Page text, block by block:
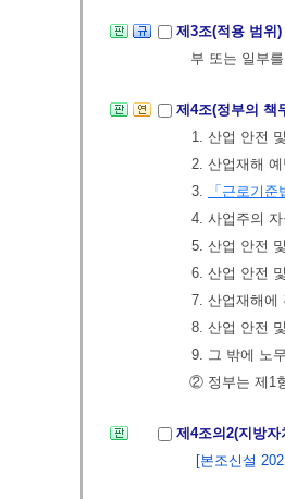
제3조(적용 범위)
부 또는 일부
제4조(정부의 책
1. 산업 안전
2. 산업재해
3.
「근로기준
4. 사업주의
5. 산업 안전
6. 산업 안전
7. 산업재해에
8. 산업 안전
9. 그 밖에 노
② 정부는 제1
제4조의2(지방
[본조신설